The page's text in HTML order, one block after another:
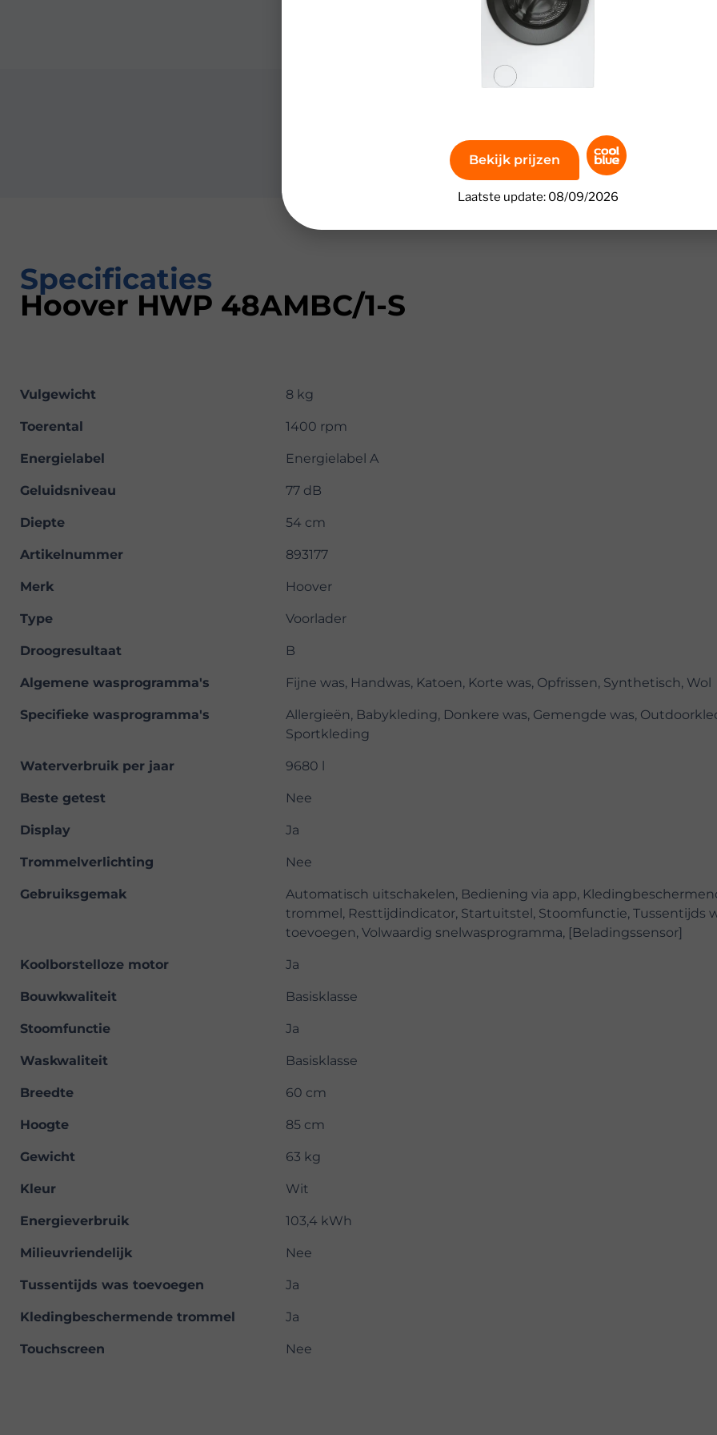
Specificaties
Hoover HWP 48AMBC/1-S
Vulgewicht 8 kg
Toerental 1400 rpm
Energielabel Energielabel A
Geluidsniveau 77 dB
Diepte 54 cm
Artikelnummer 893177
Merk Hoover
Type Voorlader
Droogresultaat B
Algemene wasprogramma's Fijne was, Handwas, Katoen, Korte was, Opfrissen, Synthetisch, Wol
Specifieke wasprogramma's
Allergieën, Babykleding, Donkere was, Gemengde was,
Sportkleding
Waterverbruik per jaar 9680 l
Beste getest Nee
Display Ja
Trommelverlichting Nee
Gebruiksgemak
Automatisch uitschakelen, Bediening via app,
trommel, Resttijdindicator, Startuitstel, Stoomfunctie, Tussentijds
toevoegen, Volwaardig snelwasprogramma, [Beladingssensor]
Koolborstelloze motor Ja
Bouwkwaliteit Basisklasse
Stoomfunctie Ja
Waskwaliteit Basisklasse
Breedte 60 cm
Hoogte 85 cm
Gewicht 63 kg
Kleur Wit
Energieverbruik 103,4 kWh
Milieuvriendelijk Nee
Tussentijds was toevoegen Ja
Kledingbeschermende trommel Ja
Touchscreen Nee
Bekijk prijzen
Laatste update: 08/09/2026